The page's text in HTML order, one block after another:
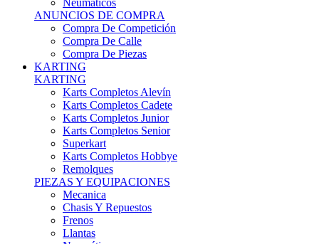
Neumáticos
ANUNCIOS DE COMPRA
Compra De Competición
Compra De Calle
Compra De Piezas
KARTING
KARTING
Karts Completos Alevín
Karts Completos Cadete
Karts Completos Junior
Karts Completos Senior
Superkart
Karts Completos Hobbye
Remolques
PIEZAS Y EQUIPACIONES
Mecanica
Chasis Y Repuestos
Frenos
Llantas